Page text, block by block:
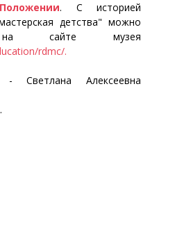
Положении. С историей
детства" можно
на сайте музея
rdmc/.
- Светлана Алексеевна